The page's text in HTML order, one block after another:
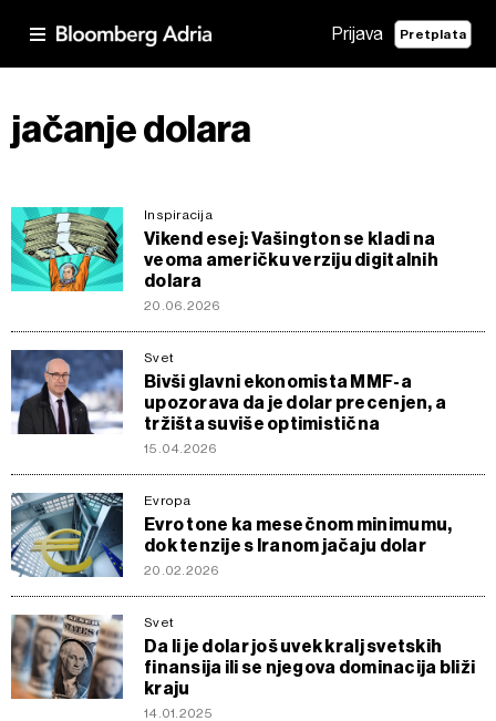
Prijava Pretplata
jačanje dolara
Inspiracija
Vikend esej: Vašington se kladi na
veoma američku verziju digitalnih
dolara
20.06.2026
Svet
Bivši glavni ekonomista MMF-a
upozorava da je dolar precenjen, a
tržišta suviše optimistična
15.04.2026
Evropa
Evro tone ka mesečnom minimumu,
dok tenzije s Iranom jačaju dolar
20.02.2026
Svet
Da li je dolar još uvek kralj svetskih
finansija ili se njegova dominacija bliži
kraju
14.01.2025